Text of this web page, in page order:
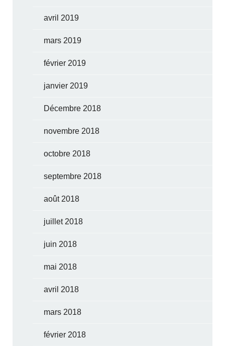
avril 2019
mars 2019
février 2019
janvier 2019
Décembre 2018
novembre 2018
octobre 2018
septembre 2018
août 2018
juillet 2018
juin 2018
mai 2018
avril 2018
mars 2018
février 2018